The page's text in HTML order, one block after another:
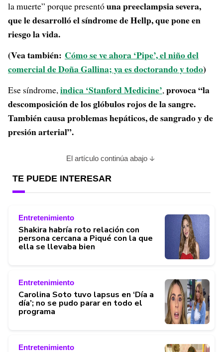
la muerte” porque presentóuna preeclampsia severa,
que le desarrolló el síndrome de Hellp, que pone en
riesgo la vida.
(Vea también: Cómo se ve ahora ‘Pipe’, el niño del
comercial de Doña Gallina; ya es doctorando y todo)
Ese síndrome,indica ‘Stanford Medicine’,provoca “la
descomposición de los glóbulos rojos de la sangre.
También causa problemas hepáticos, de sangrado y de
presión arterial”.
El artículo continúa abajo
TE PUEDE INTERESAR
Entretenimiento
Shakira habría roto relación con
persona cercana a Piqué con la que
ella se llevaba bien
Entretenimiento
Carolina Soto tuvo lapsus en ‘Día a
día’; no se pudo parar en todo el
programa
Entretenimiento